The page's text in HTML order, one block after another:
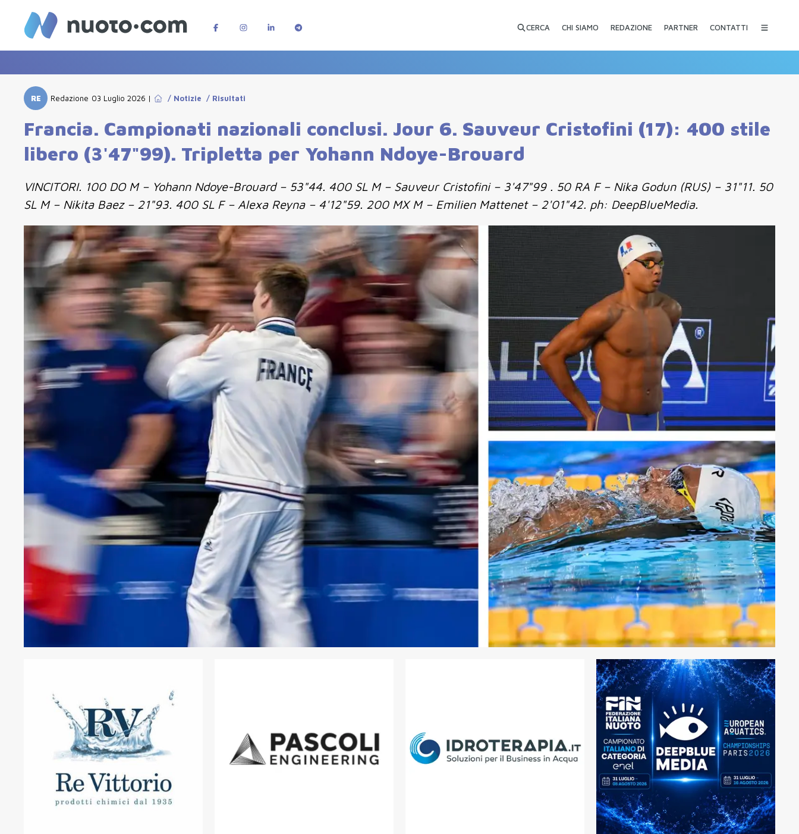
CERCA CHI SIAMO REDAZIONE PARTNER CONTATTI
RE Redazione 03 Luglio 2026 | / Notizie / Risultati
Francia. Campionati nazionali conclusi. Jour 6. Sauveur Cristofini (17): 400 stile
libero (3'47"99). Tripletta per Yohann Ndoye-Brouard
VINCITORI. 100 DO M – Yohann Ndoye-Brouard – 53"44. 400 SL M – Sauveur Cristofini – 3'47"99 . 50 RA F – Nika Godun (RUS) – 31"11. 50
SL M – Nikita Baez – 21"93. 400 SL F – Alexa Reyna – 4'12"59. 200 MX M – Emilien Mattenet – 2'01"42. ph: DeepBlueMedia.